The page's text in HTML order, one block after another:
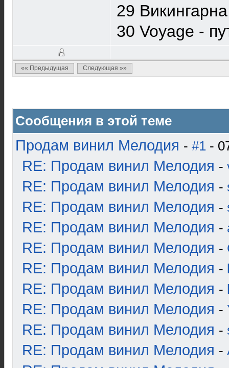
29
30 Voyage -
«« Предыдущая Следующая »»
Сообщения в этой теме
Продам винил Мелодия - #1 -
RE: Продам винил Мелодия -
RE: Продам винил Мелодия -
RE: Продам винил Мелодия -
RE: Продам винил Мелодия -
RE: Продам винил Мелодия -
RE: Продам винил Мелодия -
RE: Продам винил Мелодия -
RE: Продам винил Мелодия -
RE: Продам винил Мелодия -
RE: Продам винил Мелодия -